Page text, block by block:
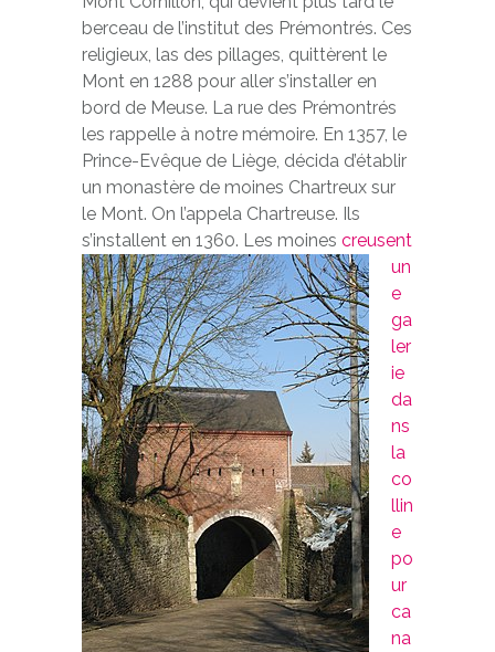
berceau de l’institut des Prémontrés. Ces
religieux, las des pillages, quittèrent le
Mont en 1288 pour aller s’installer en
bord de Meuse. La rue des Prémontrés
les rappelle à notre mémoire. En 1357, le
Prince-Evêque de Liège, décida d’établir
un monastère de moines Chartreux sur
le Mont. On l’appela Chartreuse. Ils
s’installent en 1360. Les moines creusent
un
e
ga
ler
ie
da
ns
la
co
llin
e
po
ur
ca
na